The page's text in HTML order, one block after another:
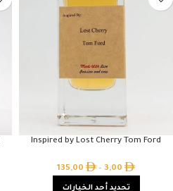
Inspired by Lost Cherry Tom Ford
3,00
–
135,00
تحديد أحد الخيارات